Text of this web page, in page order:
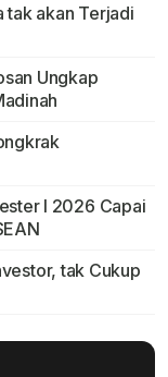
tak akan Terjadi
Ungkap
I 2026 Capai
tak Cukup